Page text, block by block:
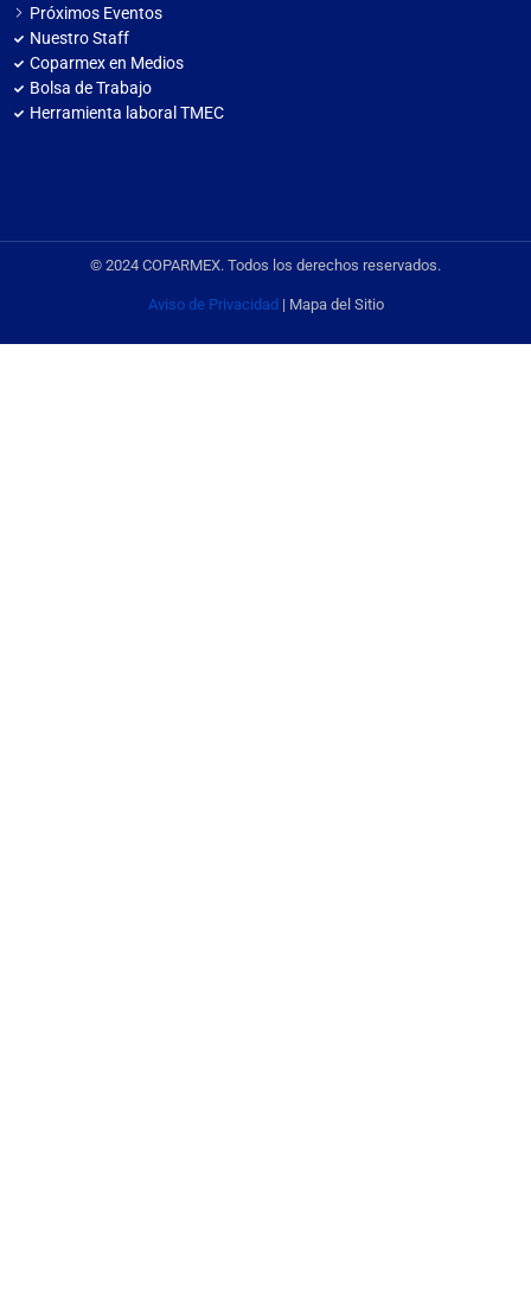
Próximos Eventos
Nuestro Staff
Coparmex en Medios
Bolsa de Trabajo
Herramienta laboral TMEC
© 2024 COPARMEX. Todos los derechos reservados.
Aviso de Privacidad | Mapa del Sitio